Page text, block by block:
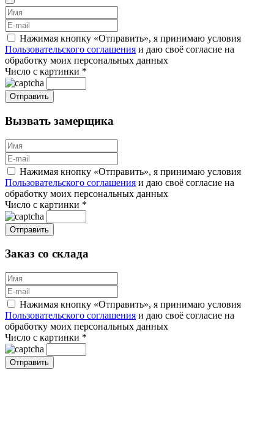
Нажимая кнопку «Отправить», я принимаю условия
Пользовательского соглашения и даю своё согласие на
обработку моих персональных данных
Число с картинки *
Вызвать замерщика
Нажимая кнопку «Отправить», я принимаю условия
Пользовательского соглашения и даю своё согласие на
обработку моих персональных данных
Число с картинки *
Заказ со склада
Нажимая кнопку «Отправить», я принимаю условия
Пользовательского соглашения и даю своё согласие на
обработку моих персональных данных
Число с картинки *